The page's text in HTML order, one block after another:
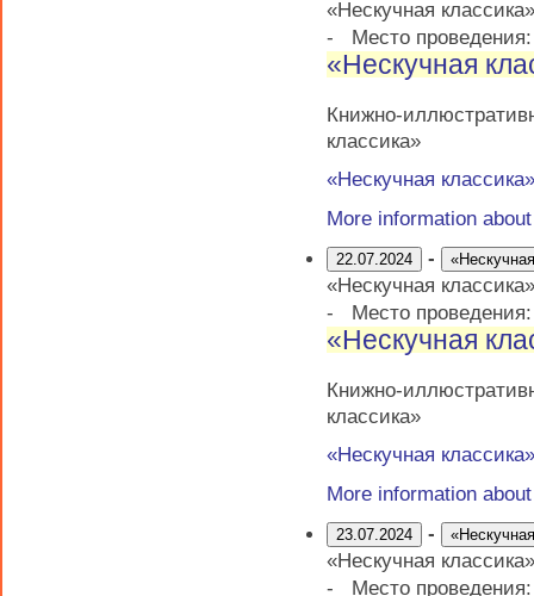
«Нескучная классика»
-
Место
«Нескучная
Книжно-
классика»
«Нескучная классика»
More information
22.07.2024 -
«Нескучная классика»
-
Место
«Нескучная
Книжно-
классика»
«Нескучная классика»
More information
23.07.2024 -
«Нескучная классика»
-
Место